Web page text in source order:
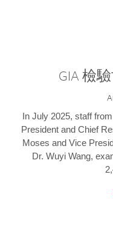
GIA 檢
In July 2025, staff
President and Chief
Moses and Vice
Dr. Wuyi Wang,